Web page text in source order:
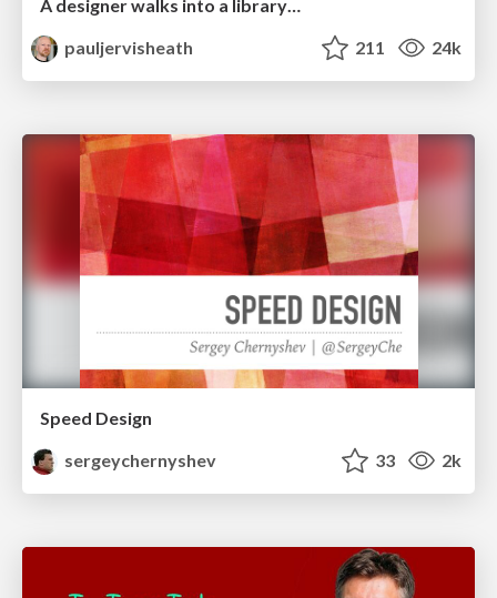
A designer walks into a library…
pauljervisheath
211 24k
Speed Design
sergeychernyshev
33 2k